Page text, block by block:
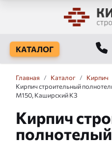
КАТАЛОГ
Главная / Каталог / Кирпич
Кирпич строительный
М150, Каширский КЗ
Кирпич